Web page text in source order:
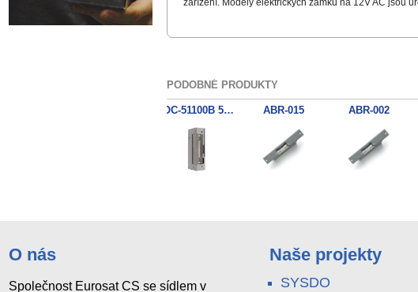
PODOBNÉ PRODUKTY
OC-51100B 51B10 ABR-015 ABR-002
O nás
Společnost Eurosat CS se sídlem v
Naše projekty
SYSDO